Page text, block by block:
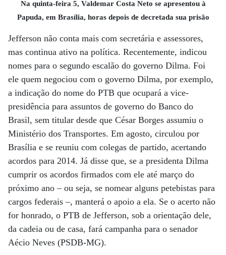
Na quinta-feira 5, Valdemar Costa Neto se apresentou à
Papuda, em Brasília, horas depois de decretada sua prisão
Jefferson não conta mais com secretária e assessores,
mas continua ativo na política. Recentemente, indicou
nomes para o segundo escalão do governo Dilma. Foi
ele quem negociou com o governo Dilma, por exemplo,
a indicação do nome do PTB que ocupará a vice-
presidência para assuntos de governo do Banco do
Brasil, sem titular desde que César Borges assumiu o
Ministério dos Transportes. Em agosto, circulou por
Brasília e se reuniu com colegas de partido, acertando
acordos para 2014. Já disse que, se a presidenta Dilma
cumprir os acordos firmados com ele até março do
próximo ano – ou seja, se nomear alguns petebistas para
cargos federais –, manterá o apoio a ela. Se o acerto não
for honrado, o PTB de Jefferson, sob a orientação dele,
da cadeia ou de casa, fará campanha para o senador
Aécio Neves (PSDB-MG).